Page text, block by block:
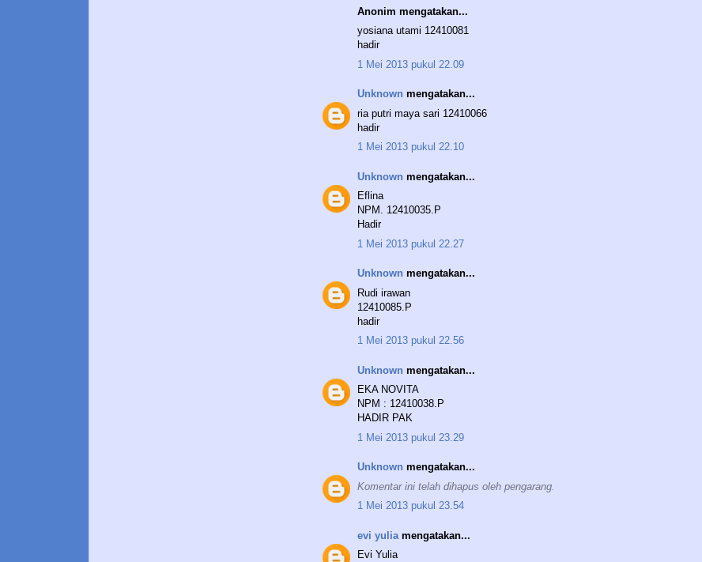
Anonim mengatakan...
yosiana utami 12410081
hadir
1 Mei 2013 pukul 22.09
Unknown mengatakan...
ria putri maya sari 12410066
hadir
1 Mei 2013 pukul 22.10
Unknown mengatakan...
Eflina
NPM. 12410035.P
Hadir
1 Mei 2013 pukul 22.27
Unknown mengatakan...
Rudi irawan
12410085.P
hadir
1 Mei 2013 pukul 22.56
Unknown mengatakan...
EKA NOVITA
NPM : 12410038.P
HADIR PAK
1 Mei 2013 pukul 23.29
Unknown mengatakan...
Komentar ini telah dihapus oleh pengarang.
1 Mei 2013 pukul 23.54
evi yulia mengatakan...
Evi Yulia